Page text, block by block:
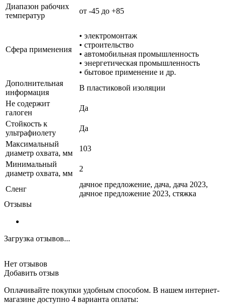
Диапазон рабочих
температур
от -45 до +85
Сфера применения
• электромонтаж
• строительство
• автомобильная промышленность
• энергетическая промышленность
• бытовое применение и др.
Дополнительная
информация
В пластиковой изоляции
Не содержит
галоген
Да
Стойкость к
ультрафиолету
Да
Максимальный
диаметр охвата, мм
103
Минимальный
диаметр охвата, мм
2
Сленг
дачное предложение, дача, дача 2023,
дачное предложение 2023, стяжка
Отзывы
Загрузка отзывов...
Нет отзывов
Добавить отзыв
Оплачивайте покупки удобным способом. В нашем интернет-
магазине доступно 4 варианта оплаты: